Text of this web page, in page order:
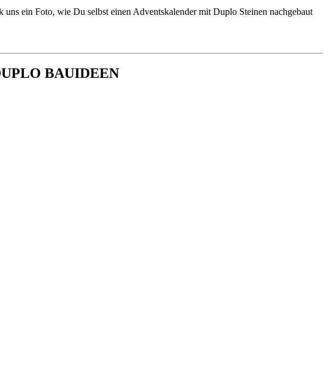
ein Foto, wie Du selbst einen Adventskalender mit Duplo Steinen nachgebaut
BAUIDEEN